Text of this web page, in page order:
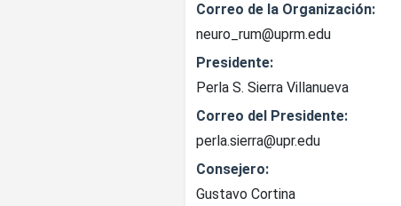
Correo de la Organización:
neuro_rum@uprm.edu
Presidente:
Perla S. Sierra Villanueva
Correo del Presidente:
perla.sierra@upr.edu
Consejero:
Gustavo Cortina